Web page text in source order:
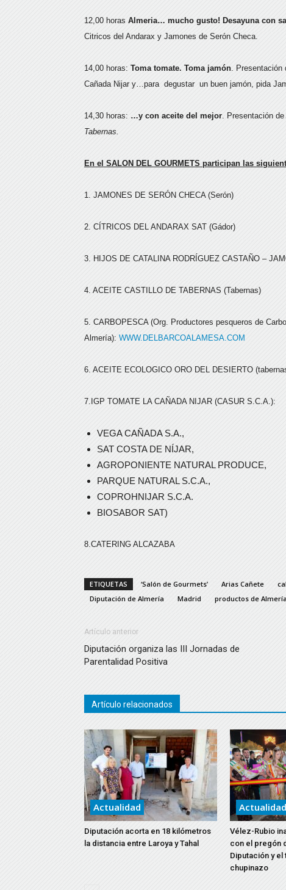
12,00 horas Almeria… mucho gusto! Desayuna con
Citricos del Andarax y Jamones de Serón Checa.
14,00 horas: Toma tomate. Toma jamón. Presentación
Cañada Nijar y…para degustar un buen jamón, pida
14,30 horas: …y con aceite del mejor. Presentación
Tabernas.
En el SALON DEL GOURMETS participan las
1. JAMONES DE SERÓN CHECA (Serón)
2. CÍTRICOS DEL ANDARAX SAT (Gádor)
3. HIJOS DE CATALINA RODRÍGUEZ CASTAÑO –
4. ACEITE CASTILLO DE TABERNAS (Tabernas)
5. CARBOPESCA (Org. Productores pesqueros de
Almería): WWW.DELBARCOALAMESA.COM
6. ACEITE ECOLOGICO ORO DEL DESIERTO
7.IGP TOMATE LA CAÑADA NIJAR (CASUR S.C.A.):
VEGA CAÑADA S.A.,
SAT COSTA DE NÍJAR,
AGROPONIENTE NATURAL PRODUCE,
PARQUE NATURAL S.C.A.,
COPROHNIJAR S.C.A.
BIOSABOR SAT)
8.CATERING ALCAZABA
ETIQUETAS ‘Salón de Gourmets’ Arias Cañete
Diputación de Almería
Madrid productos de Almería
Artículo anterior
Diputación organiza las III Jornadas de
Parentalidad Positiva
Artículo relacionados
Actualidad
Diputación acorta en 18 kilómetros
la distancia entre Laroya y Tahal
Actualidad
Vélez-Rubio
con el pregón
Diputación y el
chupinazo